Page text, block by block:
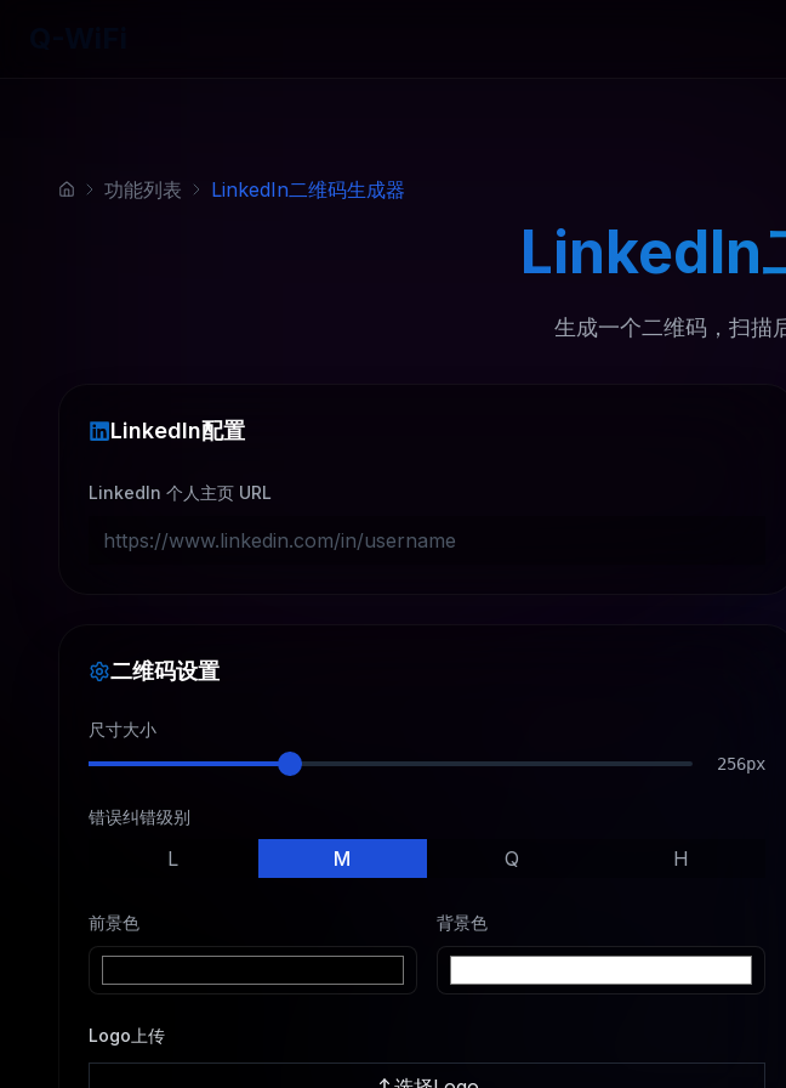
功能列表 LinkedIn二维码生成器
LinkedIn
生成一个二维码，扫描
LinkedIn配置
LinkedIn 个人主页 URL
二维码设置
尺寸大小
256px
错误纠错级别
L M Q H
前景色 背景色
Logo上传